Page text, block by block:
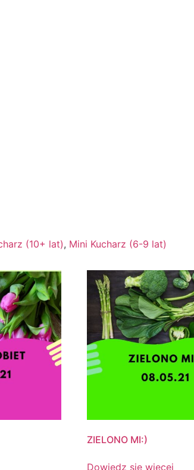
(10+ lat), Mini Kucharz (6-9 lat)
ZIELONO MI:)
Dowiedz się więcej